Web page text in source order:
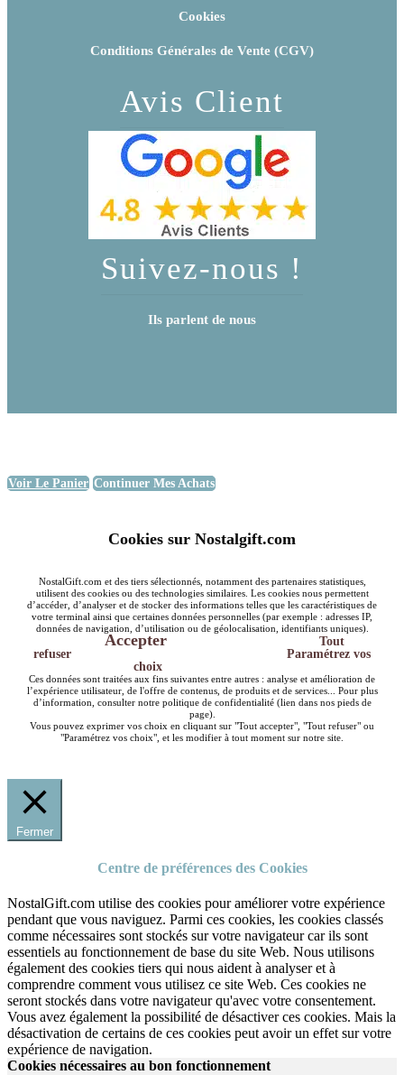
Cookies
Conditions Générales de Vente (CGV)
Avis Client
Suivez-nous !
Ils parlent de nous
Voir Le Panier Continuer Mes Achats
Cookies sur Nostalgift.com
NostalGift.com et des tiers sélectionnés, notamment des partenaires statistiques,
utilisent des cookies ou des technologies similaires. Les cookies nous permettent
d’accéder, d’analyser et de stocker des informations telles que les caractéristiques de
votre terminal ainsi que certaines données personnelles (par exemple : adresses IP,
données de navigation, d’utilisation ou de géolocalisation, identifiants uniques).
Accepter
Tout
refuser
Paramétrez vos
choix
Ces données sont traitées aux fins suivantes entre autres : analyse et amélioration de
l’expérience utilisateur, de l'offre de contenus, de produits et de services... Pour plus
d’information, consulter notre politique de confidentialité (lien dans nos pieds de
page).
Vous pouvez exprimer vos choix en cliquant sur "Tout accepter", "Tout refuser" ou
"Paramétrez vos choix", et les modifier à tout moment sur notre site.
Fermer
Centre de préférences des Cookies
NostalGift.com utilise des cookies pour améliorer votre expérience
pendant que vous naviguez. Parmi ces cookies, les cookies classés
comme nécessaires sont stockés sur votre navigateur car ils sont
essentiels au fonctionnement de base du site Web. Nous utilisons
également des cookies tiers qui nous aident à analyser et à
comprendre comment vous utilisez ce site Web. Ces cookies ne
seront stockés dans votre navigateur qu'avec votre consentement.
Vous avez également la possibilité de désactiver ces cookies. Mais la
désactivation de certains de ces cookies peut avoir un effet sur votre
expérience de navigation.
Cookies nécessaires au bon fonctionnement